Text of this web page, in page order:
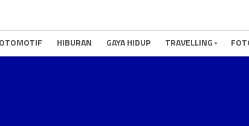
OTOMOTIF HIBURAN GAYA HIDUP TRAVELLING